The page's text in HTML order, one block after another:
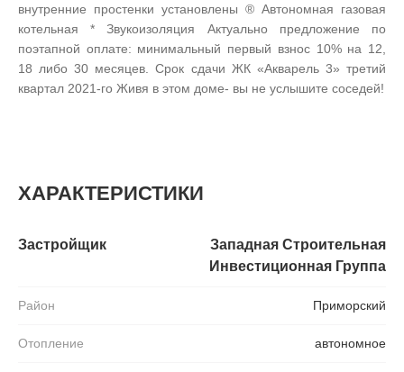
внутренние простенки установлены ® Автономная газовая
котельная * Звукоизоляция Актуально предложение по
поэтапной оплате: минимальный первый взнос 10% на 12,
18 либо 30 месяцев. Срок сдачи ЖК «Акварель 3» третий
квартал 2021-го Живя в этом доме- вы не услышите соседей!
ХАРАКТЕРИСТИКИ
Застройщик
Западная Строительная
Инвестиционная Группа
Отопление автономное
Район Приморский